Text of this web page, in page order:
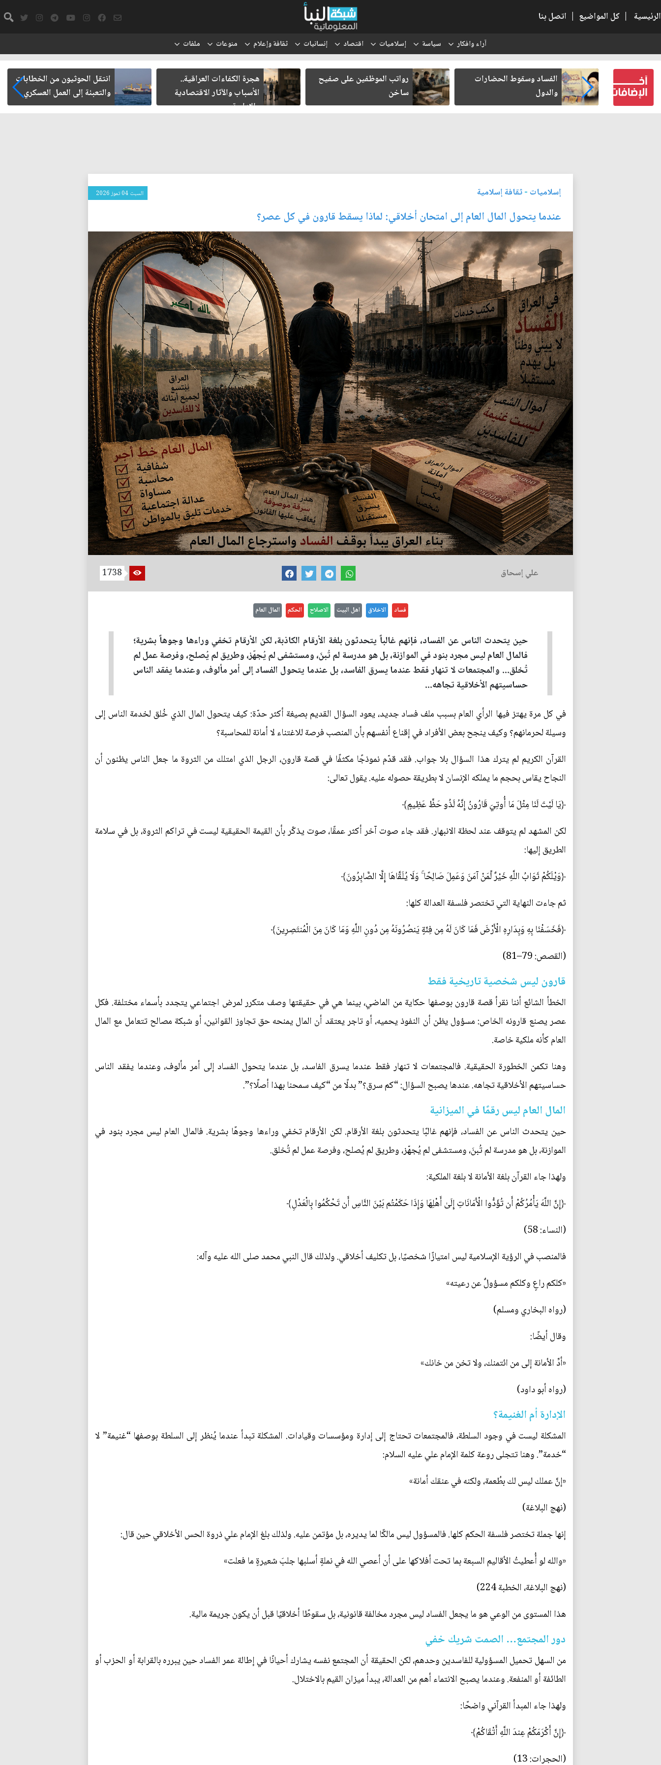
الرئيسية | كل المواضيع | اتصل بنا
آراء وافكار سياسة إسلاميات اقتصاد إنسانيات ثقافة وإعلام منوعات ملفات
كتب لنفسه
الفساد وسقوط الحضارات
والدول
رواتب الموظفين على صفيح
ساخن
هجرة الكفاءات العراقية..
الأسباب والآثار الاقتصادية
والإدارية
انتقل الحوثيون من الخطابات
والتعبئة إلى العمل العسكري
إسلاميات -ثقافة إسلامية السبت 04 تموز 2026
عندما يتحول المال العام إلى امتحان أخلاقي: لماذا يسقط قارون في كل عصر؟
علي إسحاق 1738
فساد الاخلاق اهل البيت الاصلاح الحكم المال العام
حين يتحدث الناس عن الفساد، فإنهم غالباً يتحدثون بلغة الأرقام الكاذبة، لكن الأرقام تخفي وراءها وجوهاً بشرية؛
فالمال العام ليس مجرد بنود في الموازنة، بل هو مدرسة لم تُبنَ، ومستشفى لم يُجهّز، وطريق لم يُصلح، وفرصة عمل لم
تُخلق... والمجتمعات لا تنهار فقط عندما يسرق الفاسد، بل عندما يتحول الفساد إلى أمر مألوف، وعندما يفقد الناس
حساسيتهم الأخلاقية تجاهه...
في كل مرة يهتز فيها الرأي العام بسبب ملف فساد جديد، يعود السؤال القديم بصيغة أكثر حدّة: كيف يتحول المال الذي خُلق لخدمة الناس إلى
وسيلة لحرمانهم؟ وكيف ينجح بعض الأفراد في إقناع أنفسهم بأن المنصب فرصة للاغتناء لا أمانة للمحاسبة؟
القرآن الكريم لم يترك هذا السؤال بلا جواب. فقد قدّم نموذجًا مكثفًا في قصة قارون، الرجل الذي امتلك من الثروة ما جعل الناس يظنون أن
النجاح يقاس بحجم ما يملكه الإنسان لا بطريقة حصوله عليه. يقول تعالى:
﴿يَا لَيْتَ لَنَا مِثْلَ مَا أُوتِيَ قَارُونُ إِنَّهُ لَذُو حَظٍّ عَظِيمٍ﴾
لكن المشهد لم يتوقف عند لحظة الانبهار. فقد جاء صوت آخر أكثر عمقًا، صوت يذكّر بأن القيمة الحقيقية ليست في تراكم الثروة، بل في سلامة
الطريق إليها:
﴿وَيْلَكُمْ ثَوَابُ اللَّهِ خَيْرٌ لِّمَنْ آمَنَ وَعَمِلَ صَالِحًا ۚ وَلَا يُلَقَّاهَا إِلَّا الصَّابِرُونَ﴾
ثم جاءت النهاية التي تختصر فلسفة العدالة كلها:
﴿فَخَسَفْنَا بِهِ وَبِدَارِهِ الْأَرْضَ فَمَا كَانَ لَهُ مِن فِئَةٍ يَنصُرُونَهُ مِن دُونِ اللَّهِ وَمَا كَانَ مِنَ الْمُنتَصِرِينَ﴾
(القصص: 79–81)
قارون ليس شخصية تاريخية فقط
الخطأ الشائع أننا نقرأ قصة قارون بوصفها حكاية من الماضي، بينما هي في حقيقتها وصف متكرر لمرض اجتماعي يتجدد بأسماء مختلفة. فكل
عصر يصنع قارونه الخاص: مسؤول يظن أن النفوذ يحميه، أو تاجر يعتقد أن المال يمنحه حق تجاوز القوانين، أو شبكة مصالح تتعامل مع المال
العام كأنه ملكية خاصة.
وهنا تكمن الخطورة الحقيقية. فالمجتمعات لا تنهار فقط عندما يسرق الفاسد، بل عندما يتحول الفساد إلى أمر مألوف، وعندما يفقد الناس
حساسيتهم الأخلاقية تجاهه. عندها يصبح السؤال: “كم سرق؟” بدلًا من “كيف سمحنا بهذا أصلًا؟”.
المال العام ليس رقمًا في الميزانية
حين يتحدث الناس عن الفساد، فإنهم غالبًا يتحدثون بلغة الأرقام. لكن الأرقام تخفي وراءها وجوهًا بشرية. فالمال العام ليس مجرد بنود في
الموازنة، بل هو مدرسة لم تُبنَ، ومستشفى لم يُجهّز، وطريق لم يُصلح، وفرصة عمل لم تُخلق.
ولهذا جاء القرآن بلغة الأمانة لا بلغة الملكية:
﴿إِنَّ اللَّهَ يَأْمُرُكُمْ أَن تُؤَدُّوا الْأَمَانَاتِ إِلَىٰ أَهْلِهَا وَإِذَا حَكَمْتُم بَيْنَ النَّاسِ أَن تَحْكُمُوا بِالْعَدْلِ﴾
(النساء: 58)
فالمنصب في الرؤية الإسلامية ليس امتيازًا شخصيًا، بل تكليف أخلاقي. ولذلك قال النبي محمد صلى الله عليه وآله:
«كلكم راعٍ وكلكم مسؤولٌ عن رعيته»
(رواه البخاري ومسلم)
وقال أيضًا:
«أدِّ الأمانة إلى من ائتمنك، ولا تخن من خانك»
(رواه أبو داود)
الإدارة أم الغنيمة؟
المشكلة ليست في وجود السلطة، فالمجتمعات تحتاج إلى إدارة ومؤسسات وقيادات. المشكلة تبدأ عندما يُنظر إلى السلطة بوصفها “غنيمة” لا
“خدمة”. وهنا تتجلى روعة كلمة الإمام علي عليه السلام:
«إنَّ عملك ليس لك بطُعمة، ولكنه في عنقك أمانة»
(نهج البلاغة)
إنها جملة تختصر فلسفة الحكم كلها. فالمسؤول ليس مالكًا لما يديره، بل مؤتمن عليه. ولذلك بلغ الإمام علي ذروة الحس الأخلاقي حين قال:
«والله لو أُعطيتُ الأقاليم السبعة بما تحت أفلاكها على أن أعصي الله في نملةٍ أسلبها جلبَ شعيرةٍ ما فعلت»
(نهج البلاغة، الخطبة 224)
هذا المستوى من الوعي هو ما يجعل الفساد ليس مجرد مخالفة قانونية، بل سقوطًا أخلاقيًا قبل أن يكون جريمة مالية.
دور المجتمع… الصمت شريك خفي
من السهل تحميل المسؤولية للفاسدين وحدهم، لكن الحقيقة أن المجتمع نفسه يشارك أحيانًا في إطالة عمر الفساد حين يبرره بالقرابة أو الحزب أو
الطائفة أو المنفعة. وعندما يصبح الانتماء أهم من العدالة، يبدأ ميزان القيم بالاختلال.
ولهذا جاء المبدأ القرآني واضحًا:
﴿إِنَّ أَكْرَمَكُمْ عِندَ اللَّهِ أَتْقَاكُمْ﴾
(الحجرات: 13)